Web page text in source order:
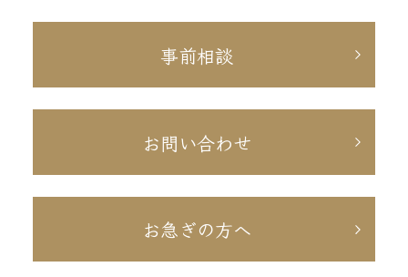
事前相談
お問い合わせ
お急ぎの方へ